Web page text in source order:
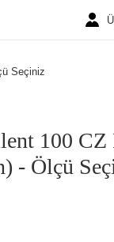
Seçiniz
100 CZ
- Ölçü